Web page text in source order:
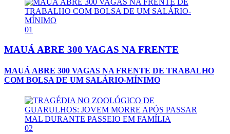
01
MAUÁ ABRE 300 VAGAS NA FRENTE
MAUÁ ABRE 300 VAGAS NA FRENTE DE TRABALHO
COM BOLSA DE UM SALÁRIO-MÍNIMO
02